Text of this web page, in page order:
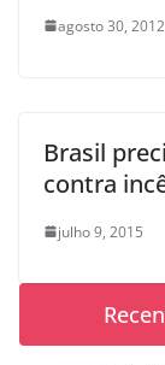
agosto 30, 2012
Brasil
contra
julho 9, 2015